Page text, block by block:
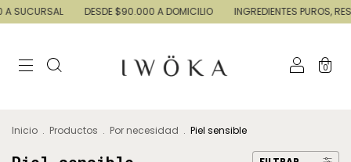
DESDE $90.000 A DOMICILIO INGREDIENTES PUROS,
0
Inicio . Productos . Por necesidad . Piel sensible